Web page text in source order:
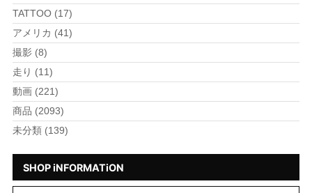
TATTOO (17)
アメリカ (41)
撮影 (8)
走り (11)
動画 (221)
商品 (2093)
未分類 (139)
SHOP iNFORMATiON